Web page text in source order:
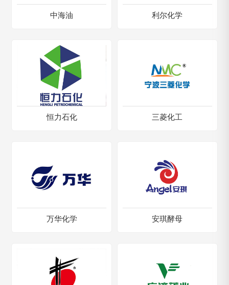
中海油 利尔化学
恒力石化 三菱化工
万华化学 安琪酵母